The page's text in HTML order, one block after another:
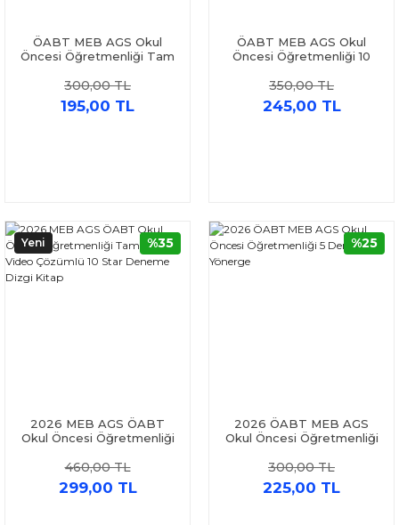
ÖABT MEB AGS Okul
Öncesi Öğretmenliği Tam
Akademi
300,00 TL
195,00 TL
ÖABT MEB AGS Okul
Öncesi Öğretmenliği 10
Akademi
350,00 TL
245,00 TL
Yeni
2026 MEB AGS ÖABT
Okul Öncesi Öğretmenliği
Star Deneme Dizgi Kitap
460,00 TL
299,00 TL
%35
2026 ÖABT MEB AGS
Okul Öncesi Öğretmenliği
300,00 TL
225,00 TL
%25